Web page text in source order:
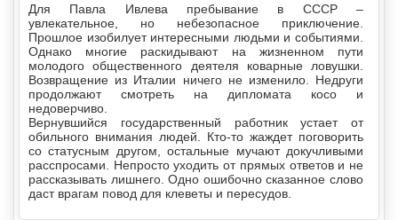
Для Павла Ивлева пребывание в СССР –
увлекательное, но небезопасное приключение.
Прошлое изобилует интересными людьми и событиями.
Однако многие раскидывают на жизненном пути
молодого общественного деятеля коварные ловушки.
Возвращение из Италии ничего не изменило. Недруги
продолжают смотреть на дипломата косо и
недоверчиво.
Вернувшийся государственный работник устает от
обильного внимания людей. Кто-то жаждет поговорить
со статусным другом, остальные мучают докучливыми
расспросами. Непросто уходить от прямых ответов и не
рассказывать лишнего. Одно ошибочно сказанное слово
даст врагам повод для клеветы и пересудов.